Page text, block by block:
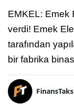
EMKEL: Emek
verdi! Emek
tarafından
bir fabrika